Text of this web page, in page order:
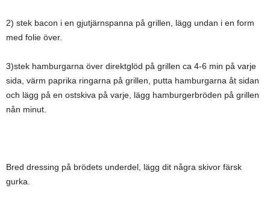
2) stek bacon i en gjutjärnspanna på grillen, lägg undan i en form
med folie över.
3)stek hamburgarna över direktglöd på grillen ca 4-6 min på varje
sida, värm paprika ringarna på grillen, putta hamburgarna åt sidan
och lägg på en ostskiva på varje, lägg hamburgerbröden på grillen
nån minut.
Bred dressing på brödets underdel, lägg dit några skivor färsk
gurka.